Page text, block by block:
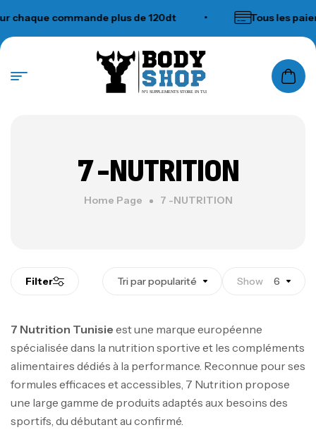
commande plus de 120dt Tous les
N°1 SUPPLEMENTS STORE IN TUNISIA
7 -NUTRITION
Home Page 7 -NUTRITION
Filter Tri par popularité Show 6
7 Nutrition Tunisie est une marque européenne
spécialisée dans la nutrition sportive et les compléments
alimentaires dédiés à la performance. Reconnue pour ses
formules efficaces et accessibles, 7 Nutrition propose
une large gamme de produits adaptés aux besoins des
sportifs, du débutant au confirmé.